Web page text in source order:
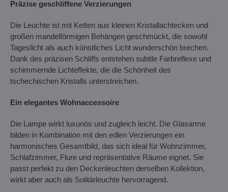
Präzise geschliffene Verzierungen
Die Leuchte ist mit Ketten aus kleinen Kristallachtecken und
großen mandelförmigen Behängen geschmückt, die sowohl
Tageslicht als auch künstliches Licht wunderschön brechen.
Dank des präzisen Schliffs entstehen subtile Farbreflexe und
schimmernde Lichteffekte, die die Schönheit des
tschechischen Kristalls unterstreichen.
Ein elegantes Wohnaccessoire
Die Lampe wirkt luxuriös und zugleich leicht. Die Glasarme
bilden in Kombination mit den edlen Verzierungen ein
harmonisches Gesamtbild, das sich ideal für Wohnzimmer,
Schlafzimmer, Flure und repräsentative Räume eignet. Sie
passt perfekt zu den Deckenleuchten derselben Kollektion,
wirkt aber auch als Solitärleuchte hervorragend.